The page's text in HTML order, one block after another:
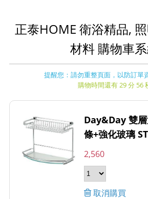
正泰HOME 衛浴精品,
材料 購物車
提醒您：請勿重整頁面，以防訂單
購物時間還有 29 分 56
Day&Day 雙
條+強化玻璃
2,560
取消購買